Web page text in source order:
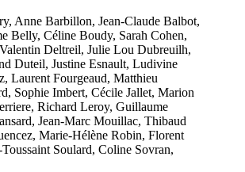
Anne Barbillon, Jean-Claude Balbot,
Belly, Céline Boudy, Sarah Cohen,
Deltreil, Julie Lou Dubreuilh,
Duteil, Justine Esnault, Ludivine
Laurent Fourgeaud, Matthieu
Sophie Imbert, Cécile Jallet, Marion
Richard Leroy, Guillaume
Jean-Marc Mouillac, Thibaud
Marie-Hélène Robin, Florent
Soulard, Coline Sovran,